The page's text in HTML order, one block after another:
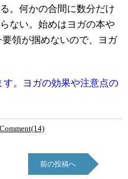
。何かの合間に数分だけ
ない。始めはヨガの本や
領が掴めないので、ヨガ
す。ヨガの効果や注意点の
Comment(14)
前の投稿へ